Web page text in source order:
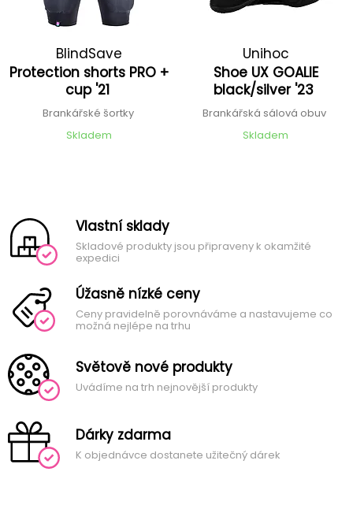
BlindSave
Protection shorts PRO +
cup '21
Brankářské šortky
Skladem
Unihoc
Shoe UX GOALIE
black/silver '23
Brankářská sálová obuv
Skladem
Vlastní sklady
Skladové produkty jsou připraveny k okamžité
expedici
Úžasně nízké ceny
Ceny pravidelně porovnáváme a nastavujeme co
možná nejlépe na trhu
Světově nové produkty
Uvádíme na trh nejnovější produkty
Dárky zdarma
K objednávce dostanete užitečný dárek